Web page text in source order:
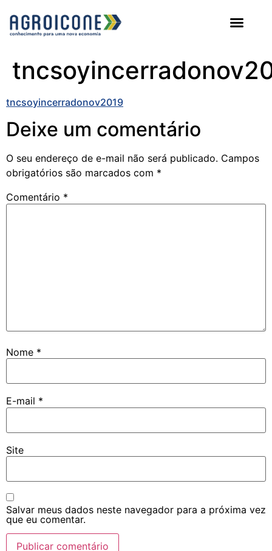
tncsoyincerradonov2019
Deixe um comentário
O seu endereço de e-mail não será publicado. Campos
obrigatórios são marcados com *
Comentário *
Nome *
E-mail *
Site
Salvar meus dados neste navegador para a próxima vez
que eu comentar.